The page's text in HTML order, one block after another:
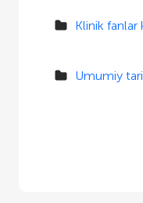
Klinik fanlar
Umumiy